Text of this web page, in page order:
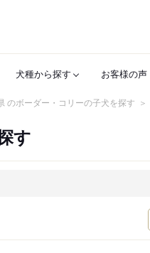
犬種から探す お客様の声
のボーダー・コリーの子犬を探す
す